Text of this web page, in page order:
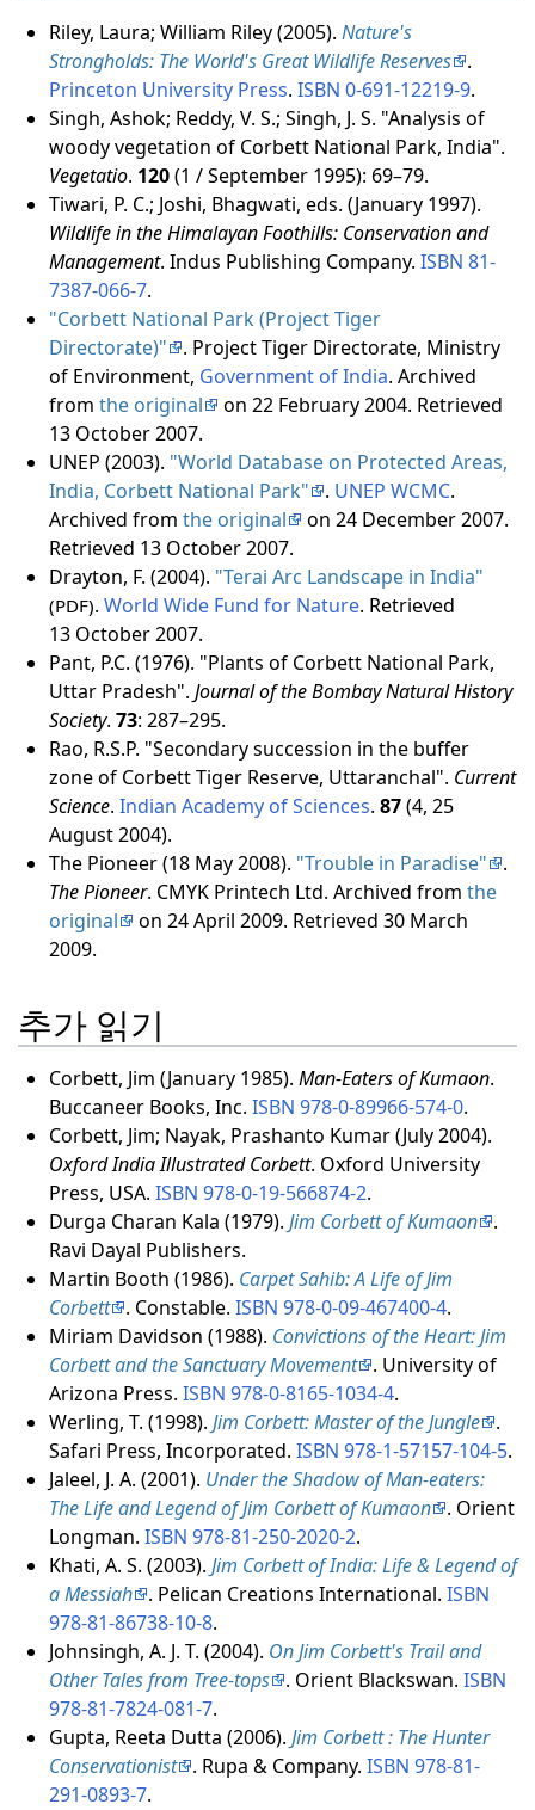
Riley, Laura; William Riley (2005). Nature's
Strongholds: The World's Great Wildlife Reserves
.
Princeton University Press. ISBN 0-691-12219-9.
Singh, Ashok; Reddy, V. S.; Singh, J. S. "Analysis of
woody vegetation of Corbett National Park, India".
Vegetatio. 120(1 / September 1995): 69–79.
Tiwari, P. C.; Joshi, Bhagwati, eds. (January 1997).
Wildlife in the Himalayan Foothills: Conservation and
Management. Indus Publishing Company. ISBN 81-
7387-066-7.
"Corbett National Park (Project Tiger
Directorate)"
. Project Tiger Directorate, Ministry
of Environment, Government of India. Archived
from the original on 22 February 2004. Retrieved
13 October2007.
UNEP (2003). "World Database on Protected Areas,
India, Corbett National Park"
. UNEP WCMC.
Archived from the original on 24 December 2007.
Retrieved 13 October2007.
Drayton, F. (2004). "Terai Arc Landscape in India"
(PDF). World Wide Fund for Nature. Retrieved
13 October2007.
Pant, P.C. (1976). "Plants of Corbett National Park,
Uttar Pradesh". Journal of the Bombay Natural History
Society. 73: 287–295.
Rao, R.S.P. "Secondary succession in the buffer
zone of Corbett Tiger Reserve, Uttaranchal". Current
Science. Indian Academy of Sciences. 87(4, 25
August 2004).
The Pioneer (18 May 2008). "Trouble in Paradise"
.
The Pioneer. CMYK Printech Ltd. Archived from the
original
on 24 April 2009. Retrieved 30 March
2009.
추가 읽기
Corbett, Jim (January 1985). Man-Eaters of Kumaon.
Buccaneer Books, Inc. ISBN 978-0-89966-574-0.
Corbett, Jim; Nayak, Prashanto Kumar (July 2004).
Oxford India Illustrated Corbett. Oxford University
Press, USA. ISBN 978-0-19-566874-2.
Durga Charan Kala (1979). Jim Corbett of Kumaon
.
Ravi Dayal Publishers.
Martin Booth (1986). Carpet Sahib: A Life of Jim
Corbett
. Constable. ISBN 978-0-09-467400-4.
Miriam Davidson (1988). Convictions of the Heart: Jim
Corbett and the Sanctuary Movement
. University of
Arizona Press. ISBN 978-0-8165-1034-4.
Werling, T. (1998). Jim Corbett: Master of the Jungle
.
Safari Press, Incorporated. ISBN 978-1-57157-104-5.
Jaleel, J. A. (2001). Under the Shadow of Man-eaters:
The Life and Legend of Jim Corbett of Kumaon
. Orient
Longman. ISBN 978-81-250-2020-2.
Khati, A. S. (2003). Jim Corbett of India: Life & Legend of
a Messiah
. Pelican Creations International. ISBN
978-81-86738-10-8.
Johnsingh, A. J. T. (2004). On Jim Corbett's Trail and
Other Tales from Tree-tops
. Orient Blackswan. ISBN
978-81-7824-081-7.
Gupta, Reeta Dutta (2006). Jim Corbett : The Hunter
Conservationist
. Rupa & Company. ISBN 978-81-
291-0893-7.